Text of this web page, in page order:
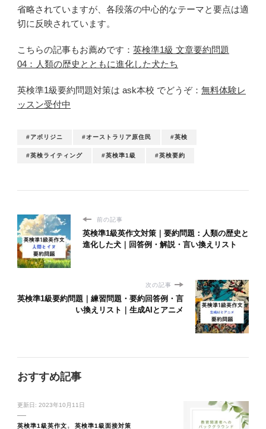
省略されていますが、各段落の中心的なテーマと要点は適
切に反映されています。
こちらの記事もお薦めです： 英検準1級 文章要約問題
04：人類の歴史とともに進化した犬たち
英検準1級要約問題対策は ask本校 でどうぞ： 無料体験レ
ッスン受付中
#アボリジニ #オーストラリア原住民 #英検
#英検ライティング #英検準1級 #英検要約
前の記事
英検準1級英作文対策｜要約問題：人類の歴史と
進化した犬｜回答例・解説・言い換えリスト
次の記事
英検準1級要約問題｜練習問題・要約回答例・言
い換えリスト｜生成AIとアニメ
おすすめ記事
更新日: 2023年10月11日
英検準1級英作文 英検準1級面接対策